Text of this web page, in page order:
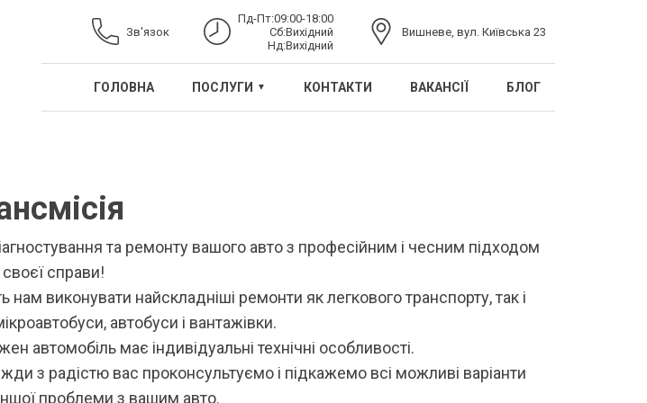
Зв'язок
Пд-Пт:09:00-18:00
Сб:Вихідний
Нд:Вихідний
Вишневе, вул. Київська 23
ГОЛОВНА ПОСЛУГИ КОНТАКТИ ВАКАНСІЇ БЛОГ
та ремонту вашого авто з професійним і чесним підходом
справи!
нам виконувати найскладніші ремонти як легкового транспорту, так і
автобуси і вантажівки.
автомобіль має індивідуальні технічні особливості.
з радістю вас проконсультуємо і підкажемо всі можливі варіанти
проблеми з вашим авто.